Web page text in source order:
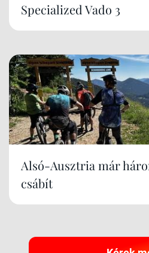
Specialized Vado 3
Alsó-Ausztria már
csábít